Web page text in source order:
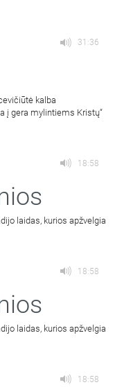
31:36
kalba
į gera mylintiems Kristų“
18:58
laidas, kurios apžvelgia
18:58
laidas, kurios apžvelgia
18:58